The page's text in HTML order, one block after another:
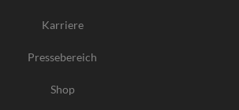
Karriere
Pressebereich
Shop